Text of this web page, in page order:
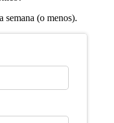
semana (o menos).